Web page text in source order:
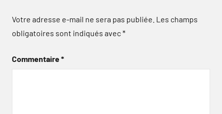
Votre adresse e-mail ne sera pas publiée. Les champs
obligatoires sont indiqués avec*
Commentaire*